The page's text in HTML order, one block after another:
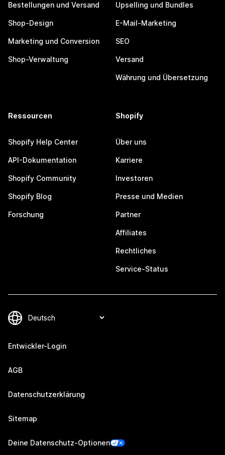
Bestellungen und Versand
Shop-Design
Marketing und Conversion
Shop-Verwaltung
Upselling und Bundles
E-Mail-Marketing
SEO
Versand
Währung und Übersetzung
Ressourcen
Shopify Help Center
API-Dokumentation
Shopify Community
Shopify Blog
Forschung
Shopify
Über uns
Karriere
Investoren
Presse und Medien
Partner
Affiliates
Rechtliches
Service-Status
Entwickler-Login
AGB
Datenschutzerklärung
Sitemap
Deine Datenschutz-Optionen